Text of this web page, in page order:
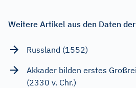
Weitere Artikel aus den Daten
Russland (1552)
Akkader bilden erstes
(2330 v. Chr.)